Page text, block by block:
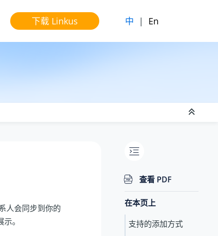
下载 Linkus 中 | En
人会同步到你的
。
查看 PDF
在本页上
支持的添加方式